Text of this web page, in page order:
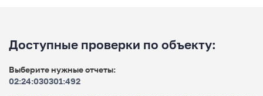
Доступные проверки по объекту:
Выберите нужные отчеты:
02:24:030301:492